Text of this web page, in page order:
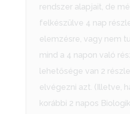
rendszer alapjait, de
felkészülve 4 nap
elemzésre, vagy nem
mind a 4 napon való
lehetősége van 2
elvégezni azt. (Illetve,
korábbi 2 napos